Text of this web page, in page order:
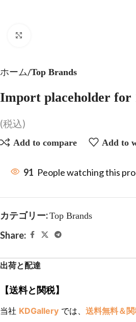
ホーム Top Brands
Import placeholder for
(税込)
Add to compare Add to
91 People watching this
カテゴリー:Top Brands
Share:
出荷と配達
【送料と関税】
当社 KDGallery では、 送料無料＆